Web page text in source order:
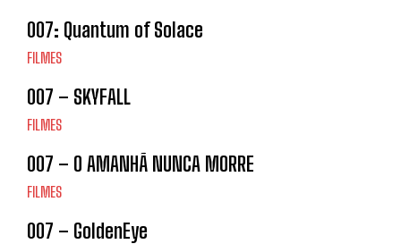
007: Quantum of Solace
FILMES
007 – SKYFALL
FILMES
007 – O AMANHÃ NUNCA MORRE
FILMES
007 – GoldenEye